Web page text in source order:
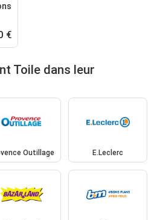
€
Toile dans leur
Outillage E.Leclerc